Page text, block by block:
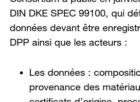
DIN DKE SPEC 99100, qui
données devant être
DPP ainsi que les acteurs :
Les données :
provenance des